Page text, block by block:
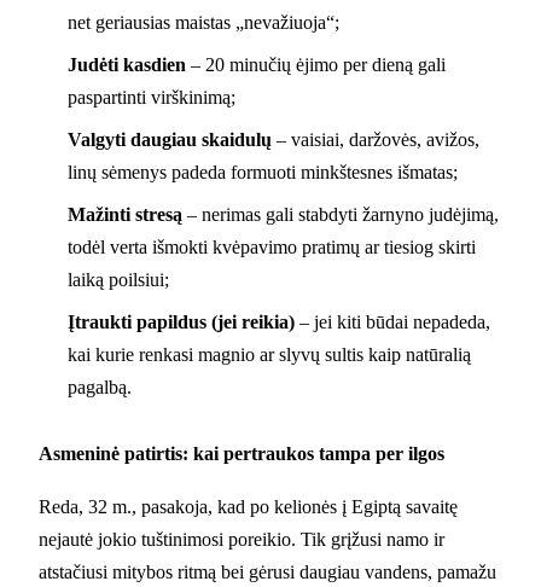
net geriausias maistas „nevažiuoja“;
Judėti kasdien – 20 minučių ėjimo per dieną gali
paspartinti virškinimą;
Valgyti daugiau skaidulų – vaisiai, daržovės, avižos,
linų sėmenys padeda formuoti minkštesnes išmatas;
Mažinti stresą – nerimas gali stabdyti žarnyno judėjimą,
todėl verta išmokti kvėpavimo pratimų ar tiesiog skirti
laiką poilsiui;
Įtraukti papildus (jei reikia) – jei kiti būdai nepadeda,
kai kurie renkasi magnio ar slyvų sultis kaip natūralią
pagalbą.
Asmeninė patirtis: kai pertraukos tampa per ilgos
Reda, 32 m., pasakoja, kad po kelionės į Egiptą savaitę
nejautė jokio tuštinimosi poreikio. Tik grįžusi namo ir
atstačiusi mitybos ritmą bei gėrusi daugiau vandens, pamažu